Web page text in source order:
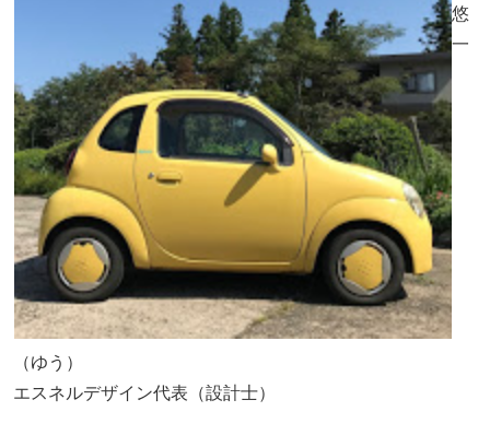
悠
一
（ゆう）
エスネルデザイン代表（設計士）